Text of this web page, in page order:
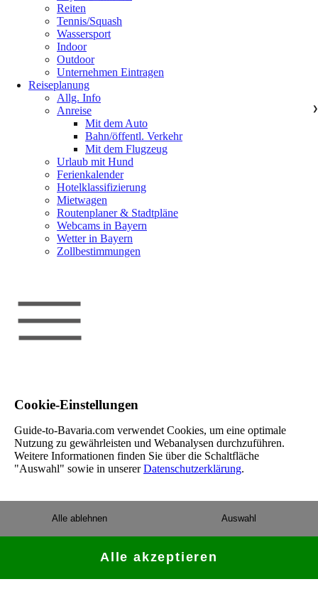
Reiten
Tennis/Squash
Wassersport
Indoor
Outdoor
Unternehmen Eintragen
Reiseplanung
Allg. Info
Anreise
❯
Mit dem Auto
Bahn/öffentl. Verkehr
Mit dem Flugzeug
Urlaub mit Hund
Ferienkalender
Hotelklassifizierung
Mietwagen
Routenplaner & Stadtpläne
Webcams in Bayern
Wetter in Bayern
Zollbestimmungen
Cookie-Einstellungen
Guide-to-Bavaria.com verwendet Cookies, um eine optimale
Nutzung zu gewährleisten und Webanalysen durchzuführen.
Weitere Informationen finden Sie über die Schaltfläche
"Auswahl" sowie in unsererDatenschutzerklärung.
Auswahl
Alle ablehnen
Alle akzeptieren